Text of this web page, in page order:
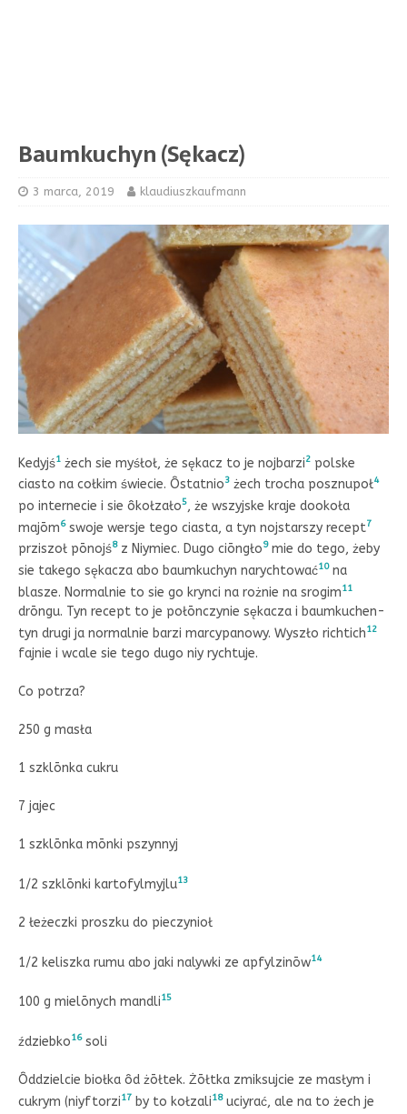
Baumkuchyn (Sękacz)
3 marca, 2019 klaudiuszkaufmann
Kedyjś1 żech sie myśłoł, że sękacz to je nojbarzi2 polske
ciasto na cołkim świecie. Ôstatnio3 żech trocha posznupoł4
po internecie i sie ôkołzało5, że wszyjske kraje dookoła
majōm6swoje wersje tego ciasta, a tyn nojstarszy recept7
prziszoł pōnojś8z Niymiec. Dugo ciōngło9mie do tego, żeby
sie takego sękacza abo baumkuchyn narychtować10na
blasze. Normalnie to sie go krynci na rożnie na srogim11
drōngu. Tyn recept to je połōnczynie sękacza i baumkuchen-
tyn drugi ja normalnie barzi marcypanowy. Wyszło richtich12
fajnie i wcale sie tego dugo niy rychtuje.
Co potrza?
250 g masła
1 szklōnka cukru
7 jajec
1 szklōnka mōnki pszynnyj
1/2 szklōnki kartofylmyjlu13
2 łeżeczki proszku do pieczynioł
1/2 keliszka rumu abo jaki nalywki ze apfylzinōw14
100 g mielōnych mandli15
ździebko16soli
Ôddzielcie biołka ôd żōłtek. Żōłtka zmiksujcie ze masłym i
cukrym (niyftorzi17 by to kołzali18uciyrać, ale na to żech je